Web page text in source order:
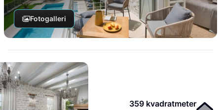
Fotogalleri
359 kvadratmeter